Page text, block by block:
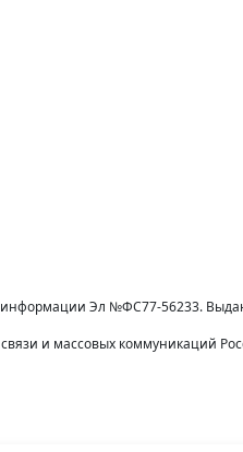
информации Эл №ФС77-56233.
и массовых коммуникаций